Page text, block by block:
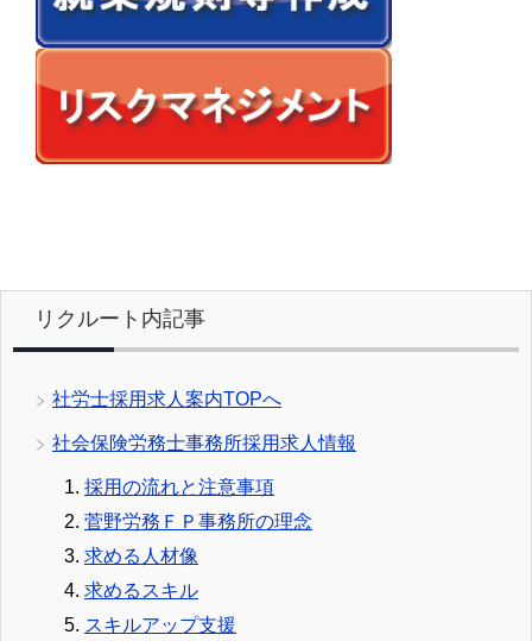
リクルート内記事
社労士採用求人案内TOPへ
社会保険労務士事務所採用求人情報
採用の流れと注意事項
菅野労務ＦＰ事務所の理念
求める人材像
求めるスキル
スキルアップ支援